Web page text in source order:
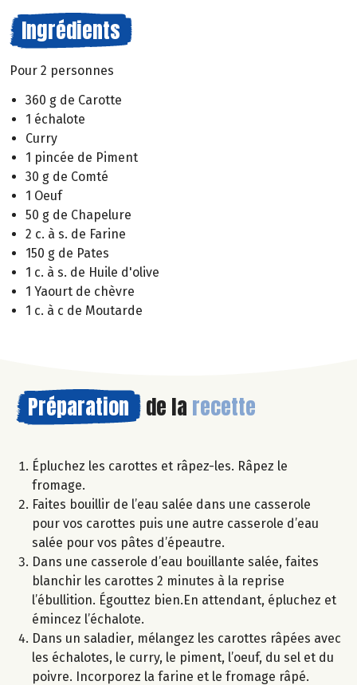
Ingrédients
Pour 2 personnes
360 g de Carotte
1 échalote
Curry
1 pincée de Piment
30 g de Comté
1 Oeuf
50 g de Chapelure
2 c. à s. de Farine
150 g de Pates
1 c. à s. de Huile d'olive
1 Yaourt de chèvre
1 c. à c de Moutarde
Préparation de la recette
Épluchez les carottes et râpez-les. Râpez le
fromage.
Faites bouillir de l’eau salée dans une casserole
pour vos carottes puis une autre casserole d’eau
salée pour vos pâtes d’épeautre.
Dans une casserole d’eau bouillante salée, faites
blanchir les carottes 2 minutes à la reprise
l’ébullition. Égouttez bien.En attendant, épluchez et
émincez l’échalote.
Dans un saladier, mélangez les carottes râpées avec
les échalotes, le curry, le piment, l’oeuf, du sel et du
poivre. Incorporez la farine et le fromage râpé.